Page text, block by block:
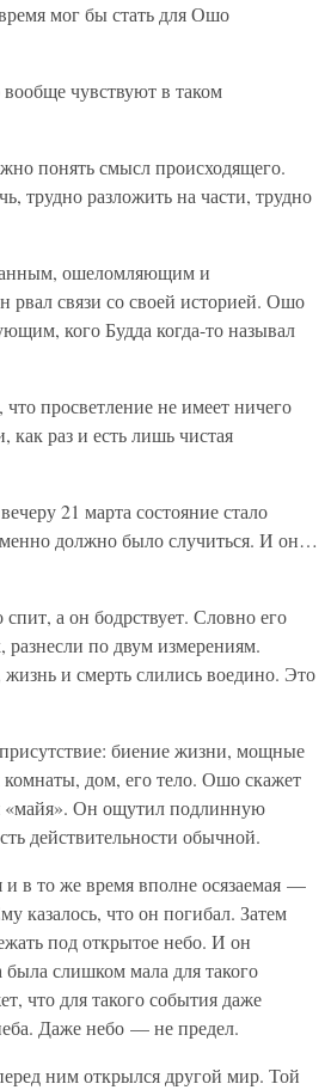
мог бы стать для Ошо
чувствуют в таком
понять смысл происходящего.
трудно разложить на части, трудно
ошеломляющим и
рвал связи со своей историей. Ошо
кого Будда когда-то называл
просветление не имеет ничего
как раз и есть лишь чистая
21 марта состояние стало
должно было случиться. И он…
а он бодрствует. Словно его
разнесли по двум измерениям.
и смерть слились воедино. Это
биение жизни, мощные
дом, его тело. Ошо скажет
«майя». Он ощутил подлинную
действительности обычной.
в то же время вполне осязаемая —
казалось, что он погибал. Затем
под открытое небо. И он
слишком мала для такого
что для такого события даже
Даже небо — не предел.
ним открылся другой мир. Той